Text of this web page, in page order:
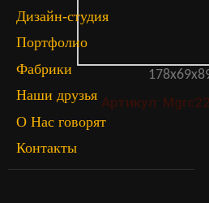
Дизайн-студия
Портфолио
Фабрики
Наши друзья
О Нас говорят
Контакты
Артикул: Mgrc22